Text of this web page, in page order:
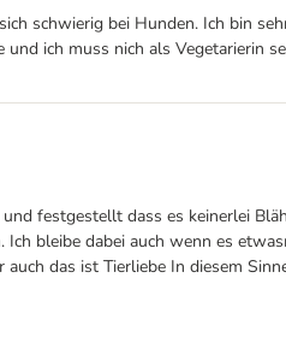
schwierig bei Hunden. Ich bin
ich muss nich als Vegetarierin
festgestellt dass es keinerlei
bleibe dabei auch wenn es
das ist Tierliebe In diesem